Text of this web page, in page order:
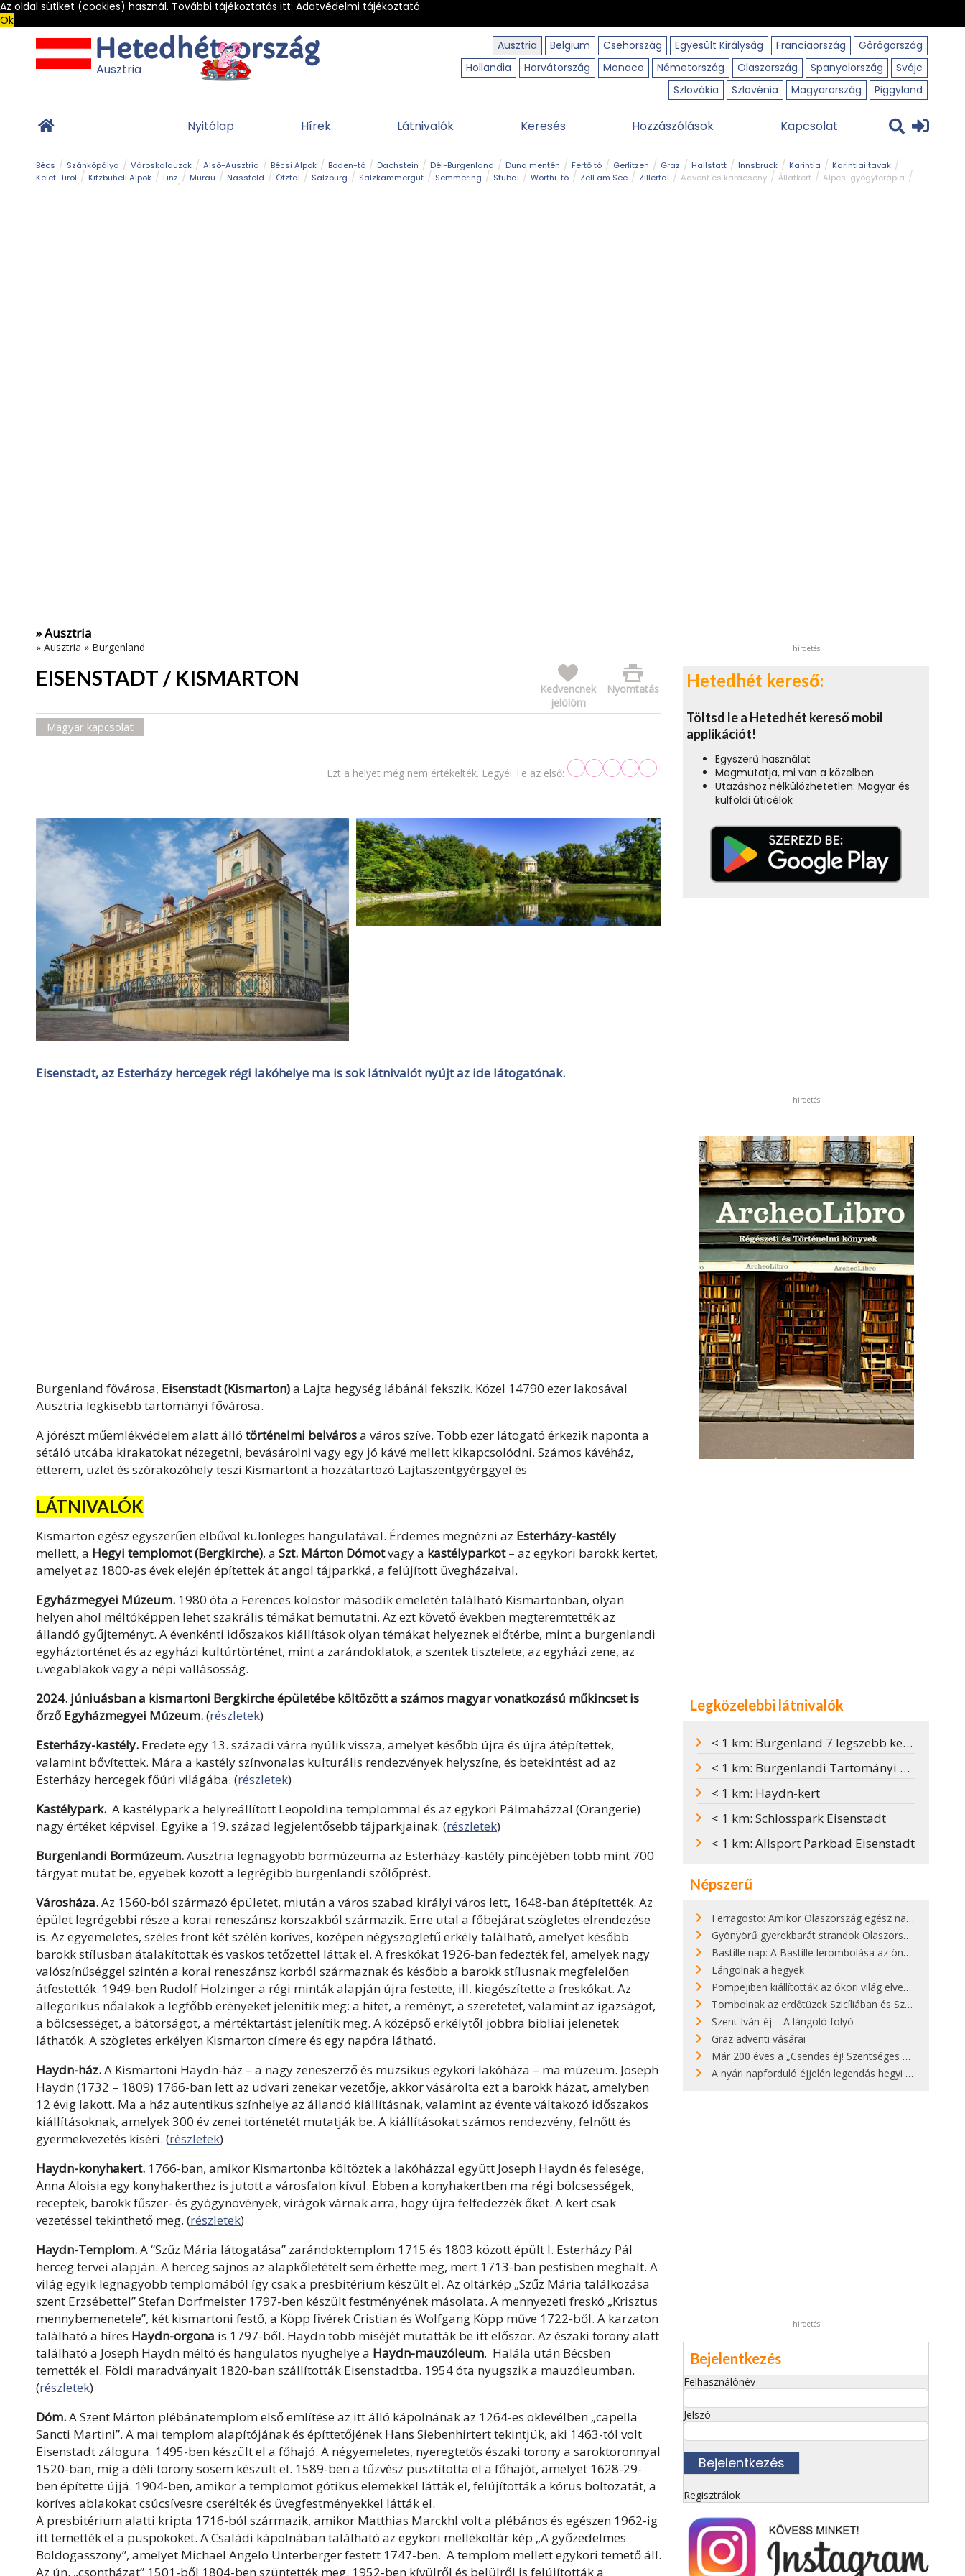
Az oldal sütiket (cookies) használ. További tájékoztatás itt: Adatvédelmi tájékoztató
Ok
Ausztria
Belgium Csehország Egyesült Királyság Franciaország
Görögország
Hollandia
Horvátország Monaco Németország Olaszország Spanyolország
Svájc
Szlovákia
Szlovénia Magyarország Piggyland
Ausztria
Nyitólap Hírek Látnivalók Keresés Hozzászólások Kapcsolat
Bécs Szánkópálya Városkalauzok Alsó-Ausztria Bécsi Alpok Boden-tó Dachstein Dél-Burgenland Duna mentén Fertő tó Gerlitzen Graz Hallstatt Innsbruck Karintia
Karintiai tavak
Kelet-Tirol
Kitzbüheli Alpok Linz Murau Nassfeld Ötztal Salzburg Salzkammergut Semmering Stubai Wörthi-tó Zell am See Zillertal Advent és karácsony Állatkert
Alpesi gyógyterápia
» Ausztria
» Ausztria » Burgenland
EISENSTADT / KISMARTON Nyomtatás
Kedvencnek
jelölöm
Magyar kapcsolat
Ezt a helyet még nem értékelték. Legyél Te az első:
Eisenstadt, az Esterházy hercegek régi lakóhelye ma is sok látnivalót nyújt az ide látogatónak.
Burgenland fővárosa, Eisenstadt(Kismarton)a Lajta hegység lábánál fekszik. Közel 14790 ezer lakosával
Ausztria legkisebb tartományi fővárosa.
A jórészt műemlékvédelem alatt álló történelmi belvárosa város szíve. Több ezer látogató érkezik naponta a
sétáló utcába kirakatokat nézegetni, bevásárolni vagy egy jó kávé mellett kikapcsolódni. Számos kávéház,
étterem, üzlet és szórakozóhely teszi Kismartont a hozzátartozó Lajtaszentgyérggyel és
LÁTNIVALÓK
Kismarton egész egyszerűen elbűvöl különleges hangulatával. Érdemes megnézni az Esterházy-kastély
mellett, a Hegyi templomot (Bergkirche), a Szt. Márton Dómotvagy a kastélyparkot– az egykori barokk kertet,
amelyet az 1800-as évek elején építettek át angol tájparkká, a felújított üvegházaival.
Egyházmegyei Múzeum. 1980 óta a Ferences kolostor második emeletén található Kismartonban, olyan
helyen ahol méltóképpen lehet szakrális témákat bemutatni. Az ezt követő években megteremtették az
állandó gyűjteményt. A évenkénti időszakos kiállítások olyan témákat helyeznek előtérbe, mint a burgenlandi
egyháztörténet és az egyházi kultúrtörténet, mint a zarándoklatok, a szentek tisztelete, az egyházi zene, az
üvegablakok vagy a népi vallásosság.
2024. júniuásban a kismartoni Bergkirche épületébe költözött a számos magyar vonatkozású műkincset is
őrző Egyházmegyei Múzeum.(részletek)
Esterházy-kastély. Eredete egy 13. századi várra nyúlik vissza, amelyet később újra és újra átépítettek,
valamint bővítettek. Mára a kastély színvonalas kulturális rendezvények helyszíne, és betekintést ad az
Esterházy hercegek főúri világába. (részletek)
Kastélypark. A kastélypark a helyreállított Leopoldina templommal és az egykori Pálmaházzal (Orangerie)
nagy értéket képvisel. Egyike a 19. század legjelentősebb tájparkjainak. (részletek)
Burgenlandi Bormúzeum.Ausztria legnagyobb bormúzeuma az Esterházy-kastély pincéjében több mint 700
tárgyat mutat be, egyebek között a legrégibb burgenlandi szőlőprést.
Városháza.Az 1560-ból származó épületet, miután a város szabad királyi város lett, 1648-ban átépítették. Az
épület legrégebbi része a korai reneszánsz korszakból származik. Erre utal a főbejárat szögletes elrendezése
is. Az egyemeletes, széles front két szélén köríves, középen négyszögletű erkély található, amelyet később
barokk stílusban átalakítottak és vaskos tetőzettel láttak el. A freskókat 1926-ban fedezték fel, amelyek nagy
valószínűséggel szintén a korai reneszánsz korból származnak és később a barokk stílusnak megfelelően
átfestették. 1949-ben Rudolf Holzinger a régi minták alapján újra festette, ill. kiegészítette a freskókat. Az
allegorikus nőalakok a legfőbb erényeket jelenítik meg: a hitet, a reményt, a szeretetet, valamint az igazságot,
a bölcsességet, a bátorságot, a mértéktartást jelenítik meg. A középső erkélytől jobbra bibliai jelenetek
láthatók. A szögletes erkélyen Kismarton címere és egy napóra látható.
Haydn-ház.A Kismartoni Haydn-ház – a nagy zeneszerző és muzsikus egykori lakóháza – ma múzeum. Joseph
Haydn (1732 – 1809) 1766-ban lett az udvari zenekar vezetője, akkor vásárolta ezt a barokk házat, amelyben
12 évig lakott. Ma a ház autentikus színhelye az állandó kiállításnak, valamint az évente váltakozó időszakos
kiállításoknak, amelyek 300 év zenei történetét mutatják be. A kiállításokat számos rendezvény, felnőtt és
gyermekvezetés kíséri. (részletek)
Haydn-konyhakert. 1766-ban, amikor Kismartonba költöztek a lakóházzal együtt Joseph Haydn és felesége,
Anna Aloisia egy konyhakerthez is jutott a városfalon kívül. Ebben a konyhakertben ma régi bölcsességek,
receptek, barokk fűszer- és gyógynövények, virágok várnak arra, hogy újra felfedezzék őket. A kert csak
vezetéssel tekinthető meg. (részletek)
Haydn-Templom.A “Szűz Mária látogatása” zarándoktemplom 1715 és 1803 között épült I. Esterházy Pál
herceg tervei alapján. A herceg sajnos az alapkőletételt sem érhette meg, mert 1713-ban pestisben meghalt. A
világ egyik legnagyobb templomából így csak a presbitérium készült el. Az oltárkép „Szűz Mária találkozása
szent Erzsébettel” Stefan Dorfmeister 1797-ben készült festményének másolata. A mennyezeti freskó „Krisztus
mennybemenetele”, két kismartoni festő, a Köpp fivérek Cristian és Wolfgang Köpp műve 1722-ből. A karzaton
található a híres Haydn-orgona is 1797-ből. Haydn több miséjét mutatták be itt először. Az északi torony alatt
található a Joseph Haydn méltó és hangulatos nyughelye a Haydn-mauzóleum. Halála után Bécsben
temették el. Földi maradványait 1820-ban szállították Eisenstadtba. 1954 óta nyugszik a mauzóleumban.
(részletek)
Dóm.ASzent Márton plébánatemplom első említése az itt álló kápolnának az 1264-es oklevélben „capella
Sancti Martini”. A mai templom alapítójának és építtetőjének Hans Siebenhirtert tekintjük, aki 1463-tól volt
Eisenstadt zálogura. 1495-ben készült el a főhajó. A négyemeletes, nyeregtetős északi torony a saroktoronnyal
1520-ban, míg a déli torony sosem készült el. 1589-ben a tűzvész pusztította el a főhajót, amelyet 1628-29-
ben építette újjá. 1904-ben, amikor a templomot gótikus elemekkel látták el, felújították a kórus boltozatát, a
köríves ablakokat csúcsívesre cserélték és üvegfestményekkel látták el.
A presbitérium alatti kripta 1716-ból származik, amikor Matthias Marckhl volt a plébános és egészen 1962-ig
itt temették el a püspököket. A Családi kápolnában található az egykori mellékoltár kép „A győzedelmes
Boldogasszony”, amelyet Michael Angelo Unterberger festett 1747-ben. A templom mellett egykori temető áll.
Az ún. „csontházat” 1501-ből 1804-ben szüntették meg. 1952-ben kívülről és belülről is felújították a
hirdetés
Hetedhét kereső:
Töltsd le a Hetedhét kereső mobil
applikációt!
Egyszerű használat
Megmutatja, mi van a közelben
Utazáshoz nélkülözhetetlen: Magyar és
külföldi úticélok
hirdetés
Legközelebbi látnivalók
< 1 km: Burgenland 7 legszebb kerékpárútja
< 1 km: Burgenlandi Tartományi Galéria
< 1 km: Haydn-kert
< 1 km: Schlosspark Eisenstadt
< 1 km: Allsport Parkbad Eisenstadt
Népszerű
Ferragosto: Amikor Olaszország egész nap nyaral
Gyönyörű gyerekbarát strandok Olaszországban - megmutatjuk a 15 legjobbat
Bastille nap: A Bastille lerombolása az önkényuralom végét jelentette
Lángolnak a hegyek
Pompejiben kiállították az ókori világ elveszett híres szobrának másolatát
Tombolnak az erdőtüzek Szicíliában és Szardínián
Szent Iván-éj – A lángoló folyó
Graz adventi vásárai
Már 200 éves a „Csendes éj! Szentséges éj!”
A nyári napforduló éjjelén legendás hegyi tüzek világítják meg Zugspitzét
hirdetés
Bejelentkezés
Felhasználónév
Jelszó
Regisztrálok